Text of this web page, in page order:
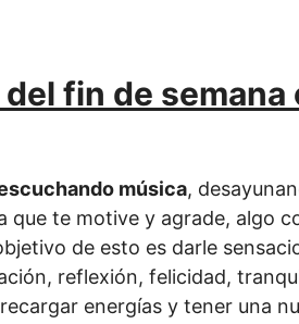
fin de semana
música,
que te motive y agrade, algo
de esto es darle
reflexión, felicidad,
energías y tener una